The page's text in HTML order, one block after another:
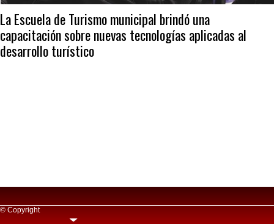
La Escuela de Turismo municipal brindó una
capacitación sobre nuevas tecnologías aplicadas al
desarrollo turístico
© Copyright